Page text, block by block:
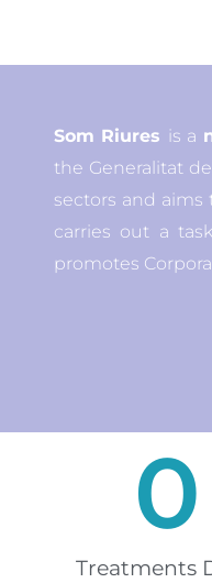
Som Riures is a
the Generalitat
sectors and aims
carries out a
promotes
Treatments
0